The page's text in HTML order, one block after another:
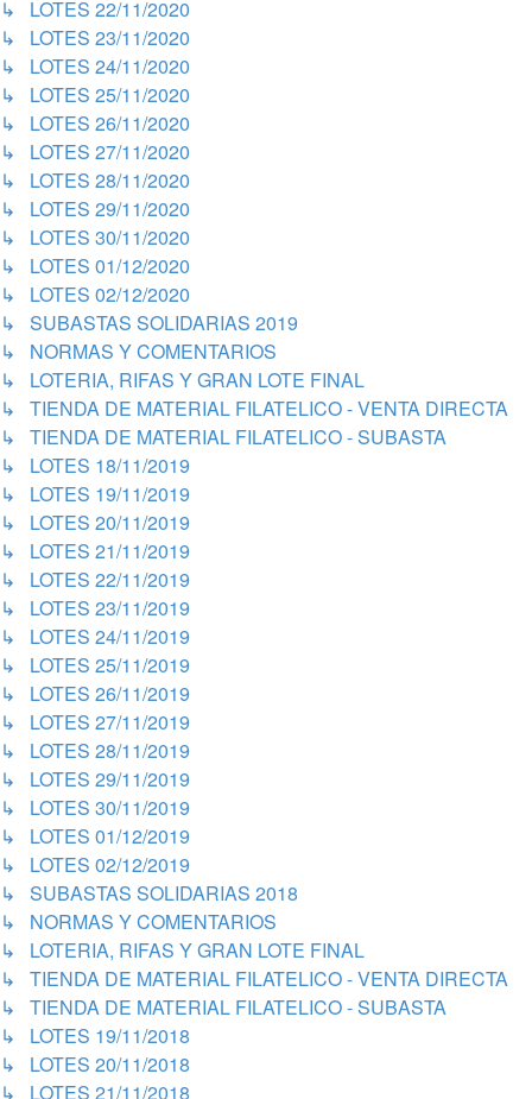
↳ LOTES 22/11/2020
↳ LOTES 23/11/2020
↳ LOTES 24/11/2020
↳ LOTES 25/11/2020
↳ LOTES 26/11/2020
↳ LOTES 27/11/2020
↳ LOTES 28/11/2020
↳ LOTES 29/11/2020
↳ LOTES 30/11/2020
↳ LOTES 01/12/2020
↳ LOTES 02/12/2020
↳ SUBASTAS SOLIDARIAS 2019
↳ NORMAS Y COMENTARIOS
↳ LOTERIA, RIFAS Y GRAN LOTE FINAL
↳ TIENDA DE MATERIAL FILATELICO - VENTA DIRECTA
↳ TIENDA DE MATERIAL FILATELICO - SUBASTA
↳ LOTES 18/11/2019
↳ LOTES 19/11/2019
↳ LOTES 20/11/2019
↳ LOTES 21/11/2019
↳ LOTES 22/11/2019
↳ LOTES 23/11/2019
↳ LOTES 24/11/2019
↳ LOTES 25/11/2019
↳ LOTES 26/11/2019
↳ LOTES 27/11/2019
↳ LOTES 28/11/2019
↳ LOTES 29/11/2019
↳ LOTES 30/11/2019
↳ LOTES 01/12/2019
↳ LOTES 02/12/2019
↳ SUBASTAS SOLIDARIAS 2018
↳ NORMAS Y COMENTARIOS
↳ LOTERIA, RIFAS Y GRAN LOTE FINAL
↳ TIENDA DE MATERIAL FILATELICO - VENTA DIRECTA
↳ TIENDA DE MATERIAL FILATELICO - SUBASTA
↳ LOTES 19/11/2018
↳ LOTES 20/11/2018
↳ LOTES 21/11/2018